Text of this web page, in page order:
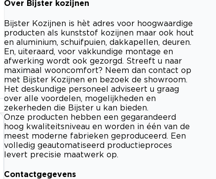
Over Bijster kozijnen
Bijster Kozijnen is hèt adres voor hoogwaardige
producten als kunststof kozijnen maar ook hout
en aluminium, schuifpuien, dakkapellen, deuren.
En, uiteraard, voor vakkundige montage en
afwerking wordt ook gezorgd. Streeft u naar
maximaal wooncomfort? Neem dan contact op
met Bijster Kozijnen en bezoek de showroom.
Het deskundige personeel adviseert u graag
over alle voordelen, mogelijkheden en
zekerheden die Bijster u kan bieden.
Onze producten hebben een gegarandeerd
hoog kwaliteitsniveau en worden in één van de
meest moderne fabrieken geproduceerd. Een
volledig geautomatiseerd productieproces
levert precisie maatwerk op.
Contactgegevens